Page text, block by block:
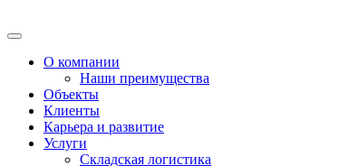
О компании
Наши преимущества
Объекты
Клиенты
Карьера и развитие
Услуги
Складская логистика